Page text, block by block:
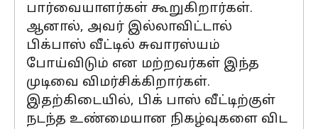
பார்வையாளர்கள் கூறுகிறார்கள்.
ஆனால், அவர் இல்லாவிட்டால்
பிக்பாஸ் வீட்டில் சுவாரஸ்யம்
போய்விடும் என மற்றவர்கள் இந்த
முடிவை விமர்சிக்கிறார்கள்.
இதற்கிடையில், பிக் பாஸ் வீட்டிற்குள்
நடந்த உண்மையான நிகழ்வுகளை விட